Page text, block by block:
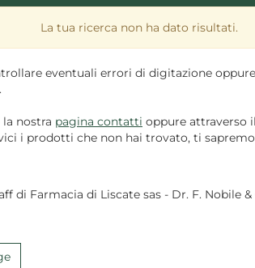
La tua ricerca non ha dato risultati.
eventuali errori di digitazione
nostra pagina contatti oppure attraverso
i prodotti che non hai trovato, ti
di Farmacia di Liscate sas - Dr. F. Nobile &